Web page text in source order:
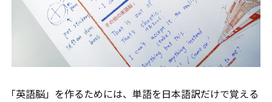
「英語脳」を作るためには、単語を日本語訳だけで覚える